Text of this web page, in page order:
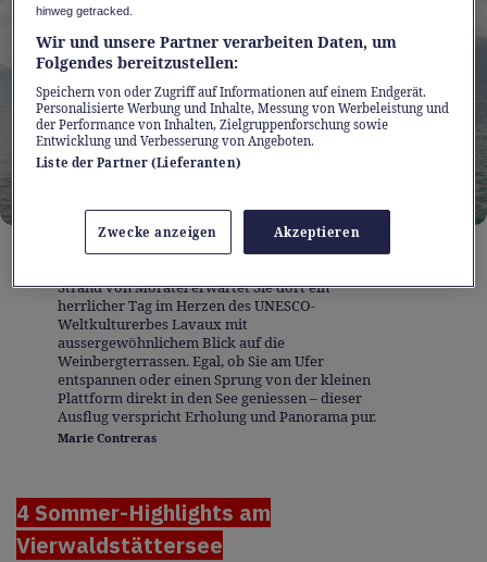
1. Stopp: Von Lausanne erreichen Sie Cully mit
Strand von Moratel erwartet Sie dort ein
herrlicher Tag im Herzen des UNESCO-
Weltkulturerbes Lavaux mit
aussergewöhnlichem Blick auf die
Weinbergterrassen. Egal, ob Sie am Ufer
entspannen oder einen Sprung von der kleinen
Plattform direkt in den See geniessen – dieser
Ausflug verspricht Erholung und Panorama pur.
Marie Contreras
4 Sommer-Highlights am
Vierwaldstättersee
hinweg getracked.
Wir und unsere Partner verarbeiten Daten, um
Folgendes bereitzustellen:
Speichern von oder Zugriff auf Informationen auf einem Endgerät.
Personalisierte Werbung und Inhalte, Messung von Werbeleistung und
der Performance von Inhalten, Zielgruppenforschung sowie
Entwicklung und Verbesserung von Angeboten.
Liste der Partner (Lieferanten)
Zwecke anzeigen Akzeptieren